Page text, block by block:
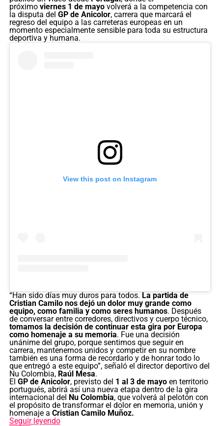
próximo viernes 1 de mayovolverá a la competencia con
la disputa del GP de Anicolor, carrera que marcará el
regreso del equipo a las carreteras europeas en un
momento especialmente sensible para toda su estructura
deportiva y humana.
View this post on Instagram
“Han sido días muy duros para todos. La partida de
Cristian Camilo nos dejó un dolor muy grande como
equipo, como familia y como seres humanos. Después
de conversar entre corredores, directivos y cuerpo técnico,
tomamos la decisión de continuar esta gira por Europa
como homenaje a su memoria. Fue una decisión
unánime del grupo, porque sentimos que seguir en
carrera, mantenernos unidos y competir en su nombre
también es una forma de recordarlo y de honrar todo lo
que entregó a este equipo”, señaló el director deportivo del
Nu Colombia, Raúl Mesa.
El GP de Anicolor, previsto del 1 al 3 de mayoen territorio
portugués, abrirá así una nueva etapa dentro de la gira
internacional del Nu Colombia, que volverá al pelotón con
el propósito de transformar el dolor en memoria, unión y
homenaje a Cristian Camilo Muñoz.
Seguir leyendo